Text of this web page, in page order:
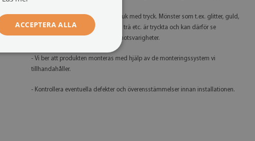
- Tänk på att du köper en bild på duk med tryck. Mönster som t.ex. glitter, guld,
silver, betong, marmor, rostig plåt, trä etc. är tryckta och kan därför se
annorlunda ut än deras verkliga motsvarigheter.
- Vi ber att produkten monteras med hjälp av de monteringssystem vi
tillhandahåller.
- Kontrollera eventuella defekter och överensstämmelser innan installationen.
ACCEPTERA ALLA